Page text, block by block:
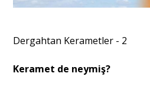
Dergahtan Kerametler - 2
Keramet de neymiş?